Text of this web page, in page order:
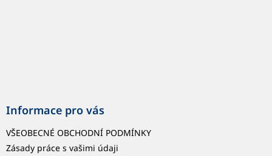
Informace pro vás
VŠEOBECNÉ OBCHODNÍ PODMÍNKY
Zásady práce s vašimi údaji